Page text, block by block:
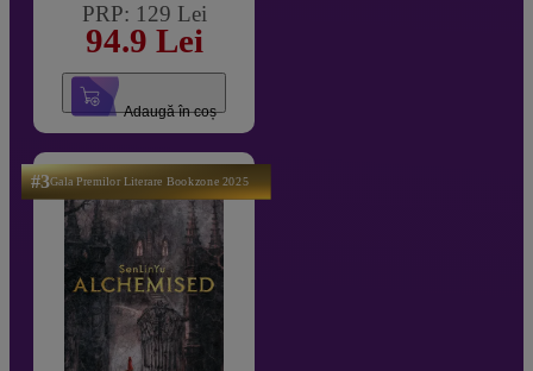
PRP: 129 Lei
94.9 Lei
Adaugă în coș
#3Gala Premilor Literare Bookzone 2025